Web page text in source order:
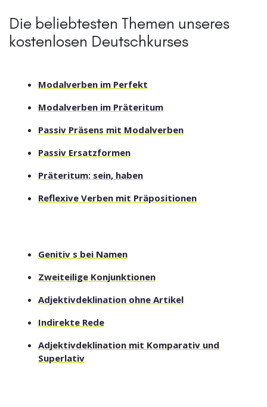
Die beliebtesten Themen unseres
kostenlosen Deutschkurses
Modalverben im Perfekt
Modalverben im Präteritum
Passiv Präsens mit Modalverben
Passiv Ersatzformen
Präteritum: sein, haben
Reflexive Verben mit Präpositionen
Genitiv s bei Namen
Zweiteilige Konjunktionen
Adjektivdeklination ohne Artikel
Indirekte Rede
Adjektivdeklination mit Komparativ und
Superlativ